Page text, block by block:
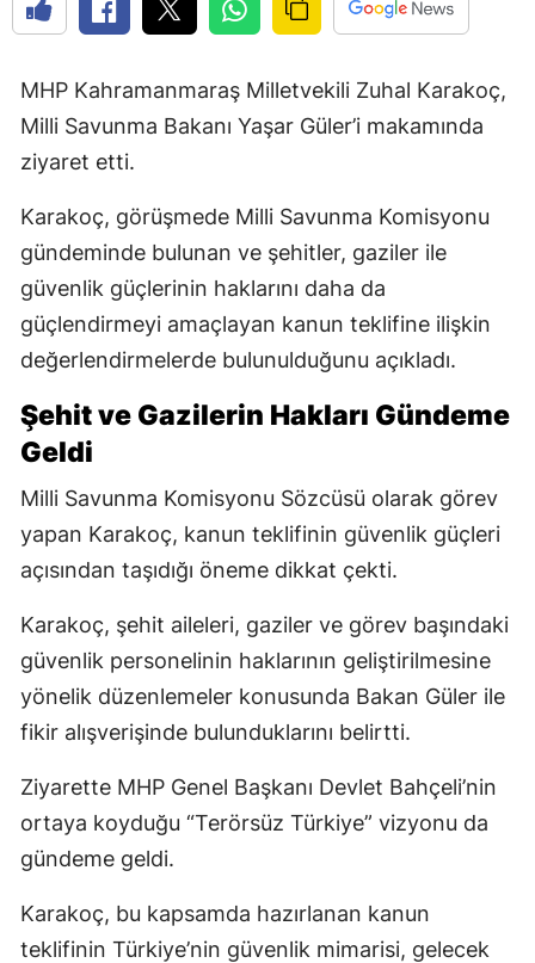
MHP Kahramanmaraş Milletvekili Zuhal Karakoç,
Milli Savunma Bakanı Yaşar Güler’i makamında
ziyaret etti.
Karakoç, görüşmede Milli Savunma Komisyonu
gündeminde bulunan ve şehitler, gaziler ile
güvenlik güçlerinin haklarını daha da
güçlendirmeyi amaçlayan kanun teklifine ilişkin
değerlendirmelerde bulunulduğunu açıkladı.
Şehit ve Gazilerin Hakları Gündeme
Geldi
Milli Savunma Komisyonu Sözcüsü olarak görev
yapan Karakoç, kanun teklifinin güvenlik güçleri
açısından taşıdığı öneme dikkat çekti.
Karakoç, şehit aileleri, gaziler ve görev başındaki
güvenlik personelinin haklarının geliştirilmesine
yönelik düzenlemeler konusunda Bakan Güler ile
fikir alışverişinde bulunduklarını belirtti.
Ziyarette MHP Genel Başkanı Devlet Bahçeli’nin
ortaya koyduğu “Terörsüz Türkiye” vizyonu da
gündeme geldi.
Karakoç, bu kapsamda hazırlanan kanun
teklifinin Türkiye’nin güvenlik mimarisi, gelecek